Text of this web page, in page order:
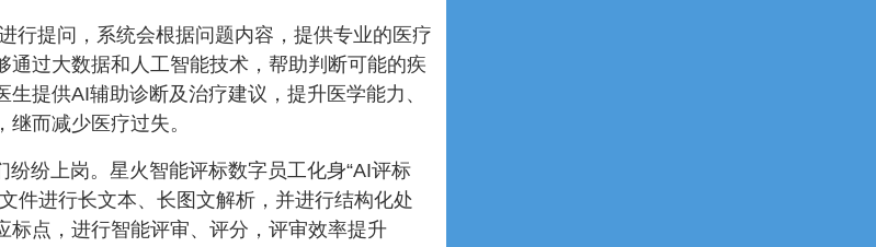
行提问，系统会根据问题内容，提供专业的医疗
过大数据和人工智能技术，帮助判断可能的疾
提供AI辅助诊断及治疗建议，提升医学能力、
而减少医疗过失。
纷纷上岗。星火智能评标数字员工化身“AI评标
件进行长文本、长图文解析，并进行结构化处
点，进行智能评审、评分，评审效率提升